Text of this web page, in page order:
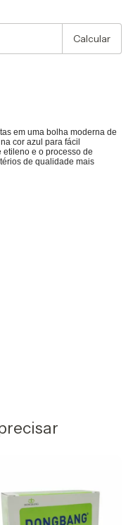
Calcular
em uma bolha moderna de
cor azul para fácil
e o processo de
de qualidade mais